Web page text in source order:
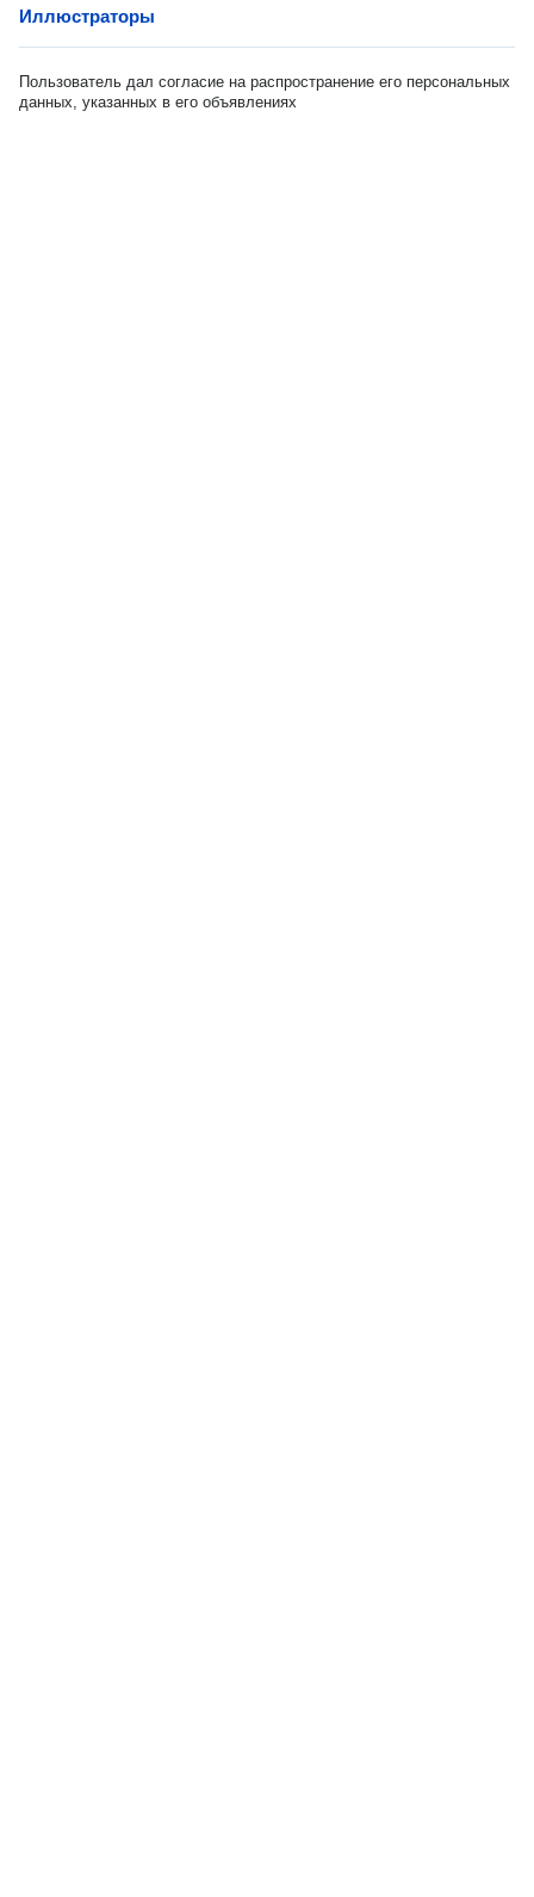
Иллюстраторы
Пользователь дал согласие на распространение его персональных
данных, указанных в его объявлениях